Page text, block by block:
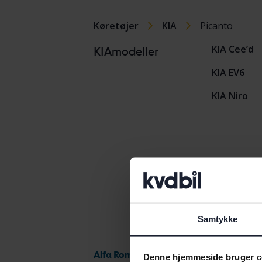
Samtykke
Denne hjemmeside bruger
Køretøjer KIA Picanto
KIAmodeller
KIA Cee’d
KIA EV6
KIA Niro
Alfa Romeo